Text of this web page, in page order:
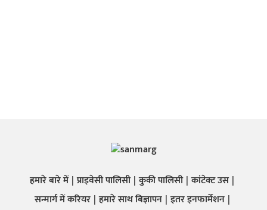
हमारे बारे में प्राइवेसी पालिसी कुकी पालिसी कांटेक्ट उस
सन्मार्ग में करियर हमारे साथ बिज्ञापन इतर इनफार्मेशन